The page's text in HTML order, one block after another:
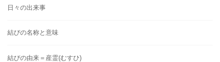
日々の出来事
結びの名称と意味
結びの由来＝産霊(むすひ)